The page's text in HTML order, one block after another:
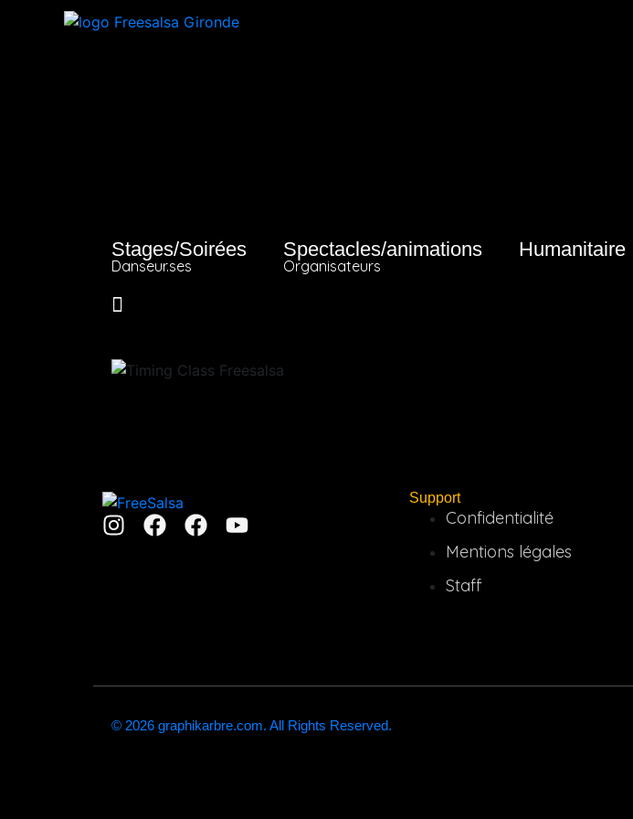
Stages/Soirées
Danseur.ses
Spectacles/animations
Organisateurs
Humanitaire
Support
Confidentialité
Mentions légales
Staff
© 2026 graphikarbre.com. All Rights Reserved.